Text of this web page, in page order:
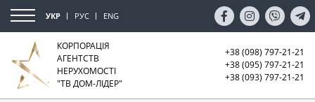
УКР РУС ENG
КОРПОРАЦІЯ
АГЕНТСТВ
НЕРУХОМОСТІ
"ТВ ДОМ-ЛІДЕР"
+38 (098) 797-21-21
+38 (095) 797-21-21
+38 (093) 797-21-21